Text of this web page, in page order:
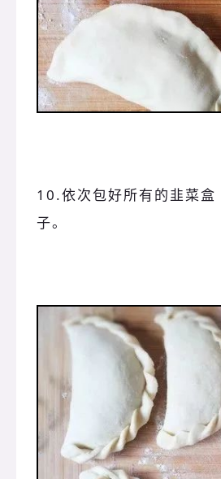
10.依次包好所有的韭菜盒
子。